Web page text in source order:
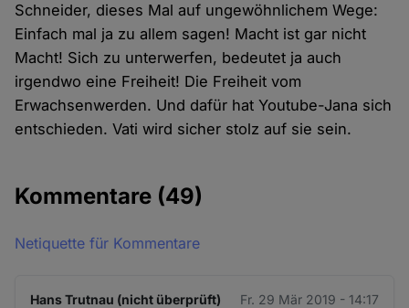
Schneider, dieses Mal auf ungewöhnlichem Wege:
Einfach mal ja zu allem sagen! Macht ist gar nicht
Macht! Sich zu unterwerfen, bedeutet ja auch
irgendwo eine Freiheit! Die Freiheit vom
Erwachsenwerden. Und dafür hat Youtube-Jana sich
entschieden. Vati wird sicher stolz auf sie sein.
Kommentare (49)
Netiquette für Kommentare
Hans Trutnau (nicht überprüft) Fr. 29 Mär 2019 - 14:17